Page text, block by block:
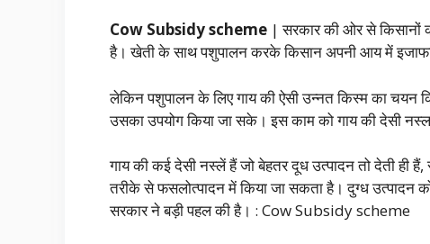
Cow Subsidy scheme | सरकार की ओर से किसानों
है। खेती के साथ पशुपालन करके किसान अपनी आय में
लेकिन पशुपालन के लिए गाय की ऐसी उन्नत किस्म का चयन
उसका उपयोग किया जा सके। इस काम को गाय की देसी
गाय की कई देसी नस्लें हैं जो बेहतर दूध उत्पादन तो देती
तरीके से फसलोत्पादन में किया जा सकता है। दुग्ध उत्पादन
सरकार ने बड़ी पहल की है। : Cow Subsidy scheme